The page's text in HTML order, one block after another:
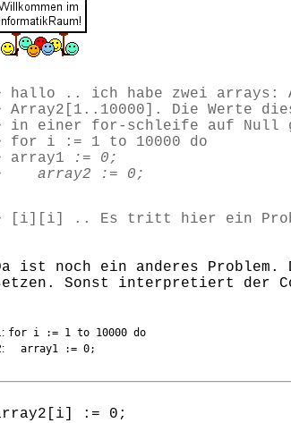
hallo .. ich habe zwei arrays:
Array2[1..10000]. Die Werte
in einer for-schleife auf Null
for i := 1 to 10000 do
array1 := 0;
array2 := 0;
[i][i] .. Es tritt hier ein
ist noch ein anderes Problem.
Sonst interpretiert der
for i := 1 to 10000 do
array1 := 0;
:= 0;